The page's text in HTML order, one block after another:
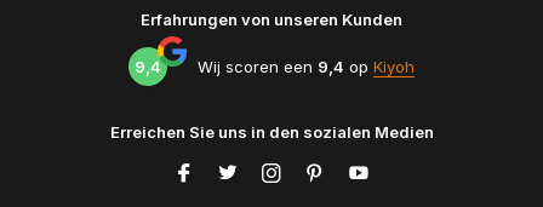
Erfahrungen von unseren Kunden
9,4 Wij scoren een 9,4 op Kiyoh
Erreichen Sie uns in den sozialen Medien